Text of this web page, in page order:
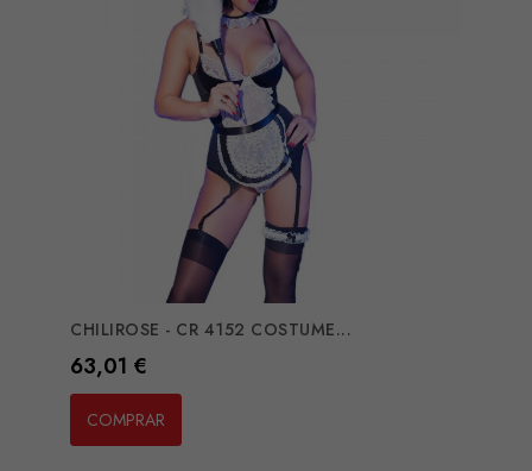
CHILIROSE - CR 4152 COSTUME...
Preço
63,01 €
COMPRAR